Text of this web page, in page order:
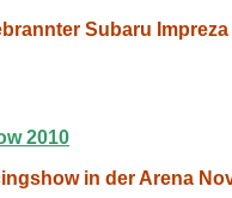
Subaru
2010
in der Arena